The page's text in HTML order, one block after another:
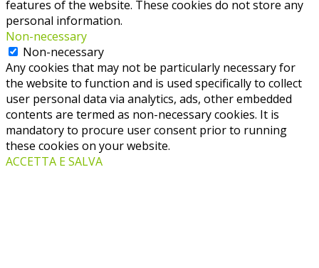
features of the website. These cookies do not store any
personal information.
Non-necessary
Non-necessary
Any cookies that may not be particularly necessary for
the website to function and is used specifically to collect
user personal data via analytics, ads, other embedded
contents are termed as non-necessary cookies. It is
mandatory to procure user consent prior to running
these cookies on your website.
ACCETTA E SALVA